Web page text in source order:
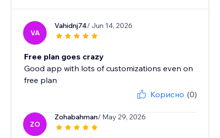
VA
Vahidnj74/ Jun 14, 2026
Free plan goes crazy
Good app with lots of customizations even on
free plan
Корисно (0)
ZO
Zohabahman/ May 29, 2026